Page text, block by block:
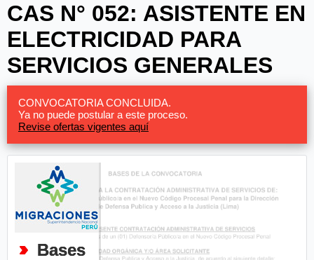
CAS N° 052: ASISTENTE EN
ELECTRICIDAD PARA
SERVICIOS GENERALES
CONVOCATORIA CONCLUIDA.
Ya no puede postular a este proceso.
Revise ofertas vigentes aquí
Bases